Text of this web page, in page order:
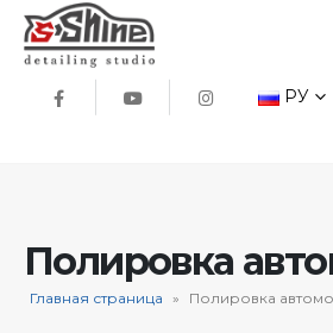
РУ
Полировка
Главная страница » Полировка